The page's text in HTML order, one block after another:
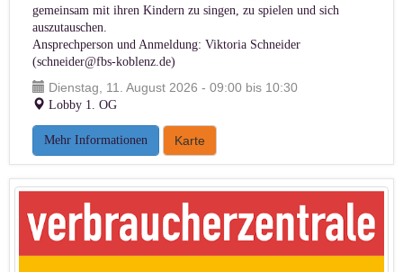
gemeinsam mit ihren Kindern zu singen, zu spielen und sich
auszutauschen.
Ansprechperson und Anmeldung: Viktoria Schneider
(schneider@fbs-koblenz.de)
Dienstag, 11. August 2026 - 09:00 bis 10:30
Lobby 1. OG
Mehr Informationen Karte